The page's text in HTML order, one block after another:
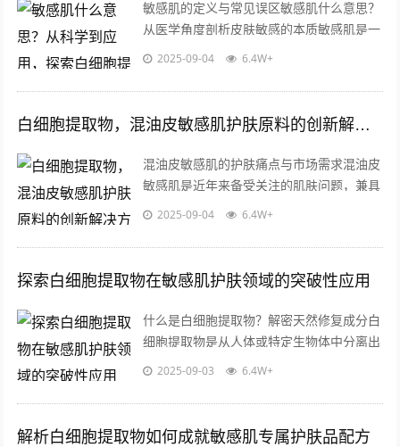
敏感肌的定义与常见误区敏感肌什么意思？
从医学角度剖析皮肤敏感的本质敏感肌是一
种皮肤屏障功能受损、对外界刺激反应过度
2025-09-04 6.4W+
白细胞提取物，混油皮敏感肌护肤原料的创新解决方案
混油皮敏感肌的护肤痛点与市场需求混油皮
敏感肌是近年来备受关注的肌肤问题，兼具
油性肌肤的油脂分泌旺盛与敏感肌的屏障脆
2025-09-04 6.4W+
探索白细胞提取物在敏感肌护肤领域的突破性应用
什么是白细胞提取物？解密天然修复成分白
细胞提取物是从人体或特定生物体中分离出
的功能性成分,其核心价值来源于白细胞天
2025-09-03 6.4W+
解析白细胞提取物如何成就敏感肌专属护肤品配方